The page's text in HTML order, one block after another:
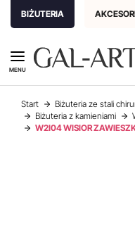
BIŻUTERIA
MENU
Start
Biżuteria ze stali
Biżuteria z kamieniami
W2I04 WISIOR